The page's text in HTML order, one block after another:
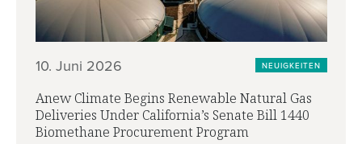
10. Juni 2026 NEUIGKEITEN
Anew Climate Begins Renewable Natural Gas
Deliveries Under California’s Senate Bill 1440
Biomethane Procurement Program